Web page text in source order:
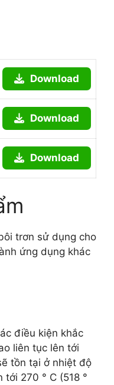
Download
Download
Download
trơn sử dụng cho
ứng dụng khác
điều kiện khắc
liên tục lên tới
tồn tại ở nhiệt độ
tới 270 ° C (518 °